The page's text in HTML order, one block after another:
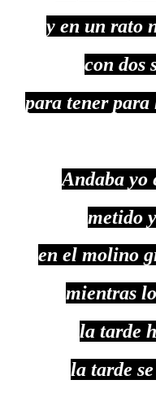
y en un rato
con dos
para tener para
Andaba yo
metido
en el molino
mientras
la tarde
la tarde